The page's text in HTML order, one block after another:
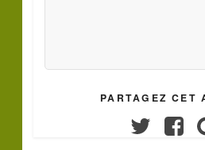
PARTAGEZ CET
Twitter